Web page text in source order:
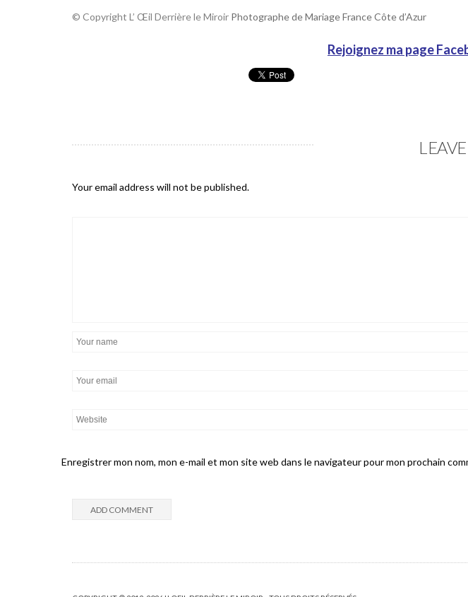
© Copyright L’ Œil Derrière le Miroir Photographe de Mariage France Côte d’Azur
Rejoignez ma page
Your email address will not be published.
Enregistrer mon nom, mon e-mail et mon site web dans le navigateur pour mon prochain